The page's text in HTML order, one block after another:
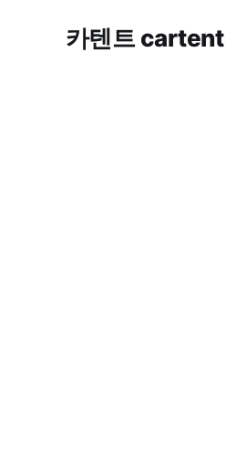
카텐트 cartent